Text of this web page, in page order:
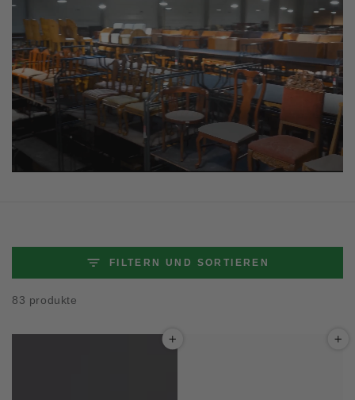
FILTERN UND SORTIEREN
83 produkte